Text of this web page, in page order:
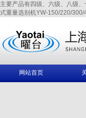
主要产品有四级、六级、八级
式重量选别机YW-150/220/
网站首页